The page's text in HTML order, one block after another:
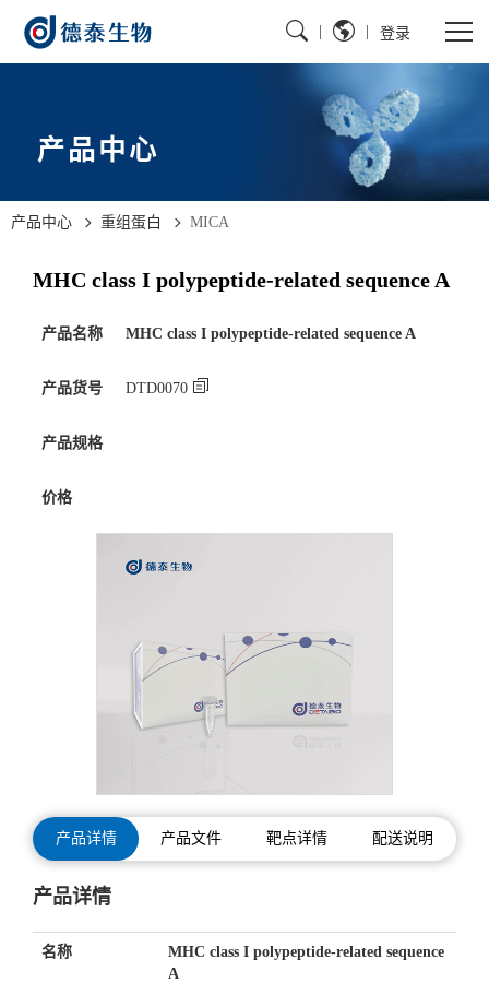
登录
产品中心
产品中心 重组蛋白 MICA
MHC class I polypeptide-related sequence A
产品名称 MHC class I polypeptide-related sequence A
产品货号 DTD0070
产品规格
价格
产品详情 产品文件 靶点详情 配送说明
产品详情
名称
MHC class I polypeptide-related sequence
A